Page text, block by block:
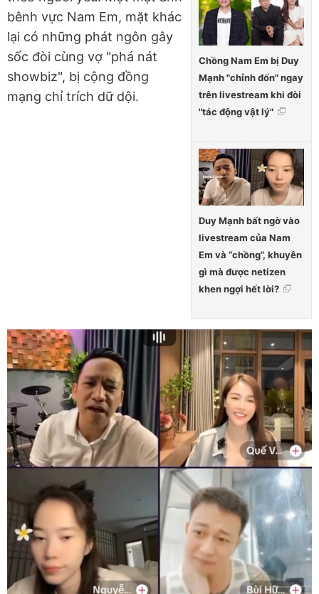
Chồng Nam Em bị Duy
Mạnh "chỉnh đốn" ngay
trên livestream khi đòi
"tác động vật lý"
Duy Mạnh bất ngờ vào
livestream của Nam
Em và “chồng”, khuyên
gì mà được netizen
khen ngợi hết lời?
bênh vực Nam Em, mặt khác
lại có những phát ngôn gây
sốc đòi cùng vợ "phá nát
showbiz", bị cộng đồng
mạng chỉ trích dữ dội.